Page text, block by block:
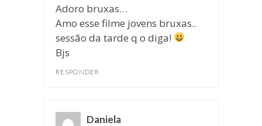
Adoro bruxas…
Amo esse filme jovens bruxas..
sessão da tarde q o diga!
Bjs
RESPONDER
Daniela